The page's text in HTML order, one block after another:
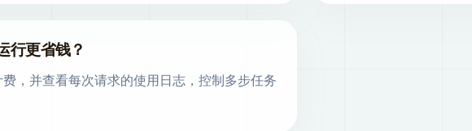
行更省钱？
，并查看每次请求的使用日志，控制多步任务